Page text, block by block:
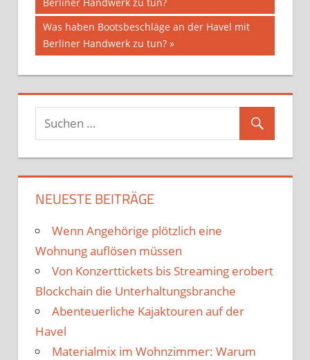
Nächster
Beitrag:
Was haben Bootsbeschläge an der Havel mit
Berliner Handwerk zu tun?
NEUESTE BEITRÄGE
Wenn Angehörige plötzlich eine
Wohnung auflösen müssen
Von Konzerttickets bis Streaming erobert
Blockchain die Unterhaltungsbranche
Abenteuerliche Kajaktouren auf der
Havel
Materialmix im Wohnzimmer: Warum